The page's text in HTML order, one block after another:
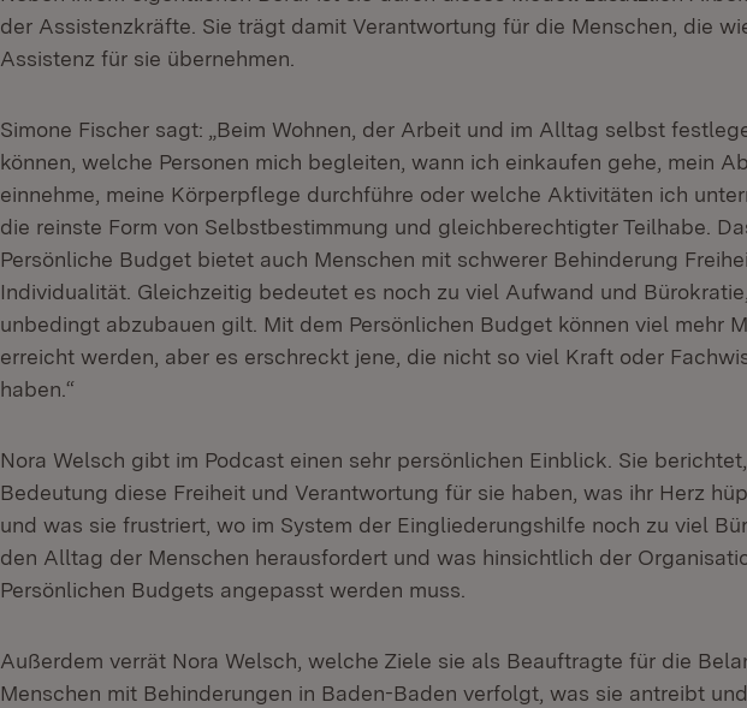
der Assistenzkräfte. Sie trägt damit Verantwortung für die Menschen, die
Assistenz für sie übernehmen.
Simone Fischer sagt: „Beim Wohnen, der Arbeit und im Alltag selbst
können, welche Personen mich begleiten, wann ich einkaufen gehe, mein
einnehme, meine Körperpflege durchführe oder welche Aktivitäten ich
die reinste Form von Selbstbestimmung und gleichberechtigter Teilhabe.
Persönliche Budget bietet auch Menschen mit schwerer Behinderung
Individualität. Gleichzeitig bedeutet es noch zu viel Aufwand und
unbedingt abzubauen gilt. Mit dem Persönlichen Budget können viel mehr
erreicht werden, aber es erschreckt jene, die nicht so viel Kraft oder
haben.“
Nora Welsch gibt im Podcast einen sehr persönlichen Einblick. Sie
Bedeutung diese Freiheit und Verantwortung für sie haben, was ihr Herz
und was sie frustriert, wo im System der Eingliederungshilfe noch zu viel
den Alltag der Menschen herausfordert und was hinsichtlich der
Persönlichen Budgets angepasst werden muss.
Außerdem verrät Nora Welsch, welche Ziele sie als Beauftragte für die
Menschen mit Behinderungen in Baden-Baden verfolgt, was sie antreibt